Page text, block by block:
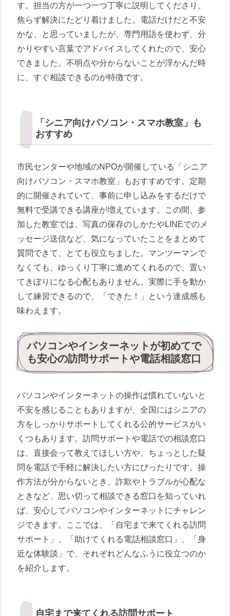
す。担当の方が一つ一つ丁寧に説明してくださり、
焦らず解決にたどり着けました。電話だけだと不安
かな、と思っていましたが、専門用語を使わず、分
かりやすい言葉でアドバイスしてくれたので、安心
できました。不明点や分からないことが浮かんだ時
に、すぐ相談できるのが特徴です。
「シニア向けパソコン・スマホ教室」も
おすすめ
市民センターや地域のNPOが開催している「シニア
向けパソコン・スマホ教室」もおすすめです。定期
的に開催されていて、事前に申し込みをするだけで
無料で受講できる講座が増えています。この間、参
加した教室では、写真の保存のしかたやLINEでのメ
ッセージ送信など、気になっていたことをまとめて
質問できて、とても役立ちました。マンツーマンで
なくても、ゆっくり丁寧に進めてくれるので、置い
てきぼりになる心配もありません。実際に手を動か
して練習できるので、「できた！」という達成感も
味わえます。
パソコンやインターネットが初めてで
も安心の訪問サポートや電話相談窓口
パソコンやインターネットの操作は慣れていないと
不安を感じることもありますが、全国にはシニアの
方をしっかりサポートしてくれる公的サービスがい
くつもあります。訪問サポートや電話での相談窓口
は、直接会って教えてほしい方や、ちょっとした疑
問を電話で手軽に解決したい方にぴったりです。操
作方法が分からないとき、詐欺やトラブルが心配な
ときなど、思い切って相談できる窓口を知っていれ
ば、安心してパソコンやインターネットにチャレン
ジできます。ここでは、「自宅まで来てくれる訪問
サポート」、「助けてくれる電話相談窓口」、「身
近な体験談」で、それぞれどんなふうに役立つのか
を紹介します。
自宅まで来てくれる訪問サポート